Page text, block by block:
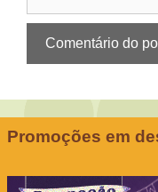
Promoções em